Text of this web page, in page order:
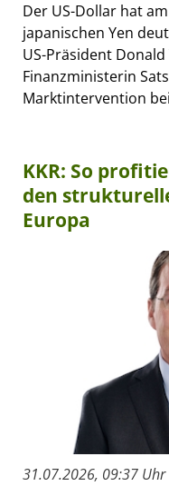
Der US-Dollar hat
japanischen Yen
US-Präsident
Finanzministerin
Marktintervention
KKR: So
den
Europa
31.07.2026, 09:37 Uhr